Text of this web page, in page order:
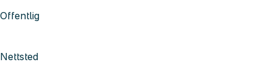
Offentlig
Nettsted